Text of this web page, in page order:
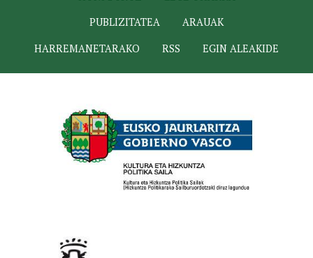
PUBLIZITATEA
ARAUAK
HARREMANETARAKO
RSS EGIN ALEAKIDE